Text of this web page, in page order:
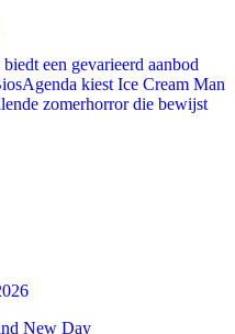
een gevarieerd aanbod
kiest Ice Cream Man
zomerhorror die bewijst
New Day